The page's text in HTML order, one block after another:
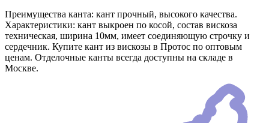
Преимущества канта: кант прочный, высокого качества.
Характеристики: кант выкроен по косой, состав вискоза
техническая, ширина 10мм, имеет соединяющую строчку и
сердечник. Купите кант из вискозы в Протос по оптовым
ценам. Отделочные канты всегда доступны на складе в
Москве.